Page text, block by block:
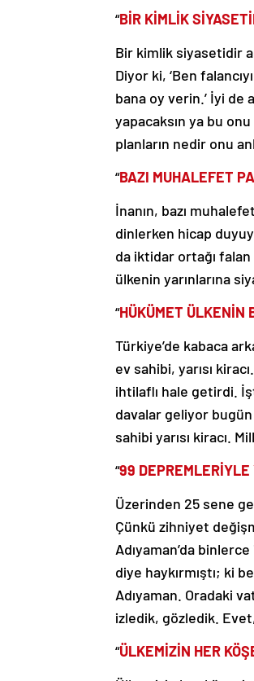
“BİR KİMLİK
Bir kimlik siyasetidir
Diyor ki, ‘Ben
bana oy verin.’ İyi de
yapacaksın ya bu
planların nedir onu
“BAZI MUHALEFET
İnanın, bazı
dinlerken hicap
da iktidar ortağı
ülkenin yarınlarına
“HÜKÜMET ÜLKENİN
Türkiye’de kabaca
ev sahibi, yarısı
ihtilaflı hale getirdi.
davalar geliyor bugün
sahibi yarısı kiracı.
“99
Üzerinden 25 sene
Çünkü zihniyet
Adıyaman’da
diye haykırmıştı; ki
Adıyaman. Oradaki
izledik, gözledik.
“ÜLKEMİZİN HER